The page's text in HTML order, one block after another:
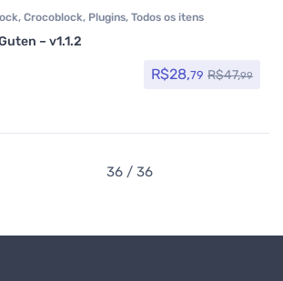
, Crocoblock, Plugins, Todos os itens
– v1.1.2
R$28,79 R$47,99
36 / 36